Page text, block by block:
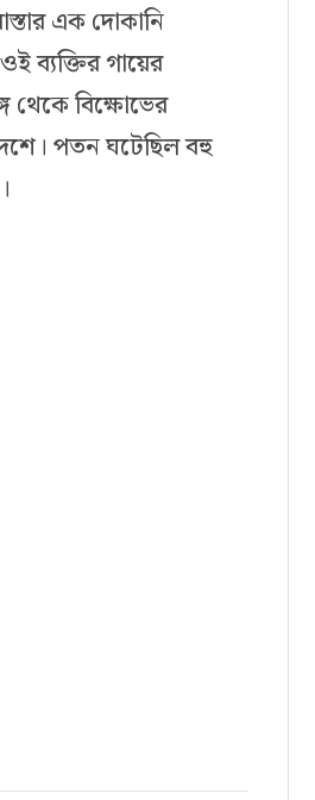
এক দোকানি
ব্যক্তির গায়ের
বিক্ষোভের
পতন ঘটেছিল বহু